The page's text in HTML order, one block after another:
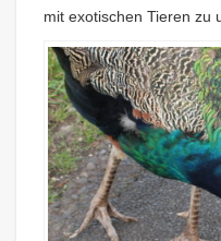
mit exotischen Tieren zu